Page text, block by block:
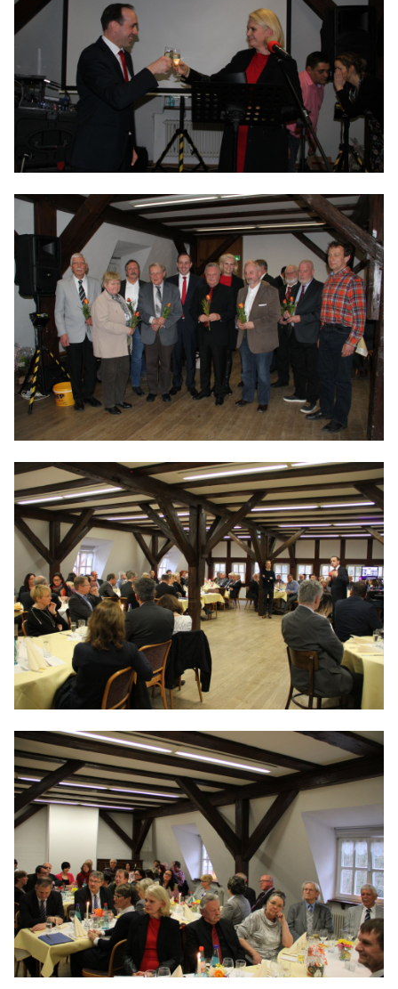
IN DER LANDESREGIERUNG
IM BUNDESTAG
IM EUROPÄISCHEN PARLAMENT
NEWSLETTER ABONNIEREN
BILDER
PROGRAMME
WICHTIGE BESCHLÜSSE DER CDU BRANDENBURG
75 JAHRE CDU BRANDENBURG
PRESSE
SPENDEN
Mitglied werden